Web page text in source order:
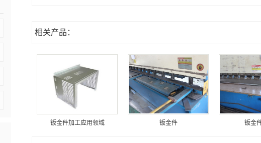
相关产品：
钣金件加工应用领域 钣金件 钣金